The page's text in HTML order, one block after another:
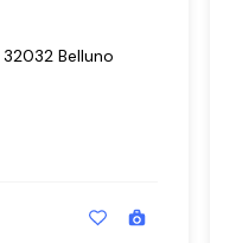
32032 Belluno